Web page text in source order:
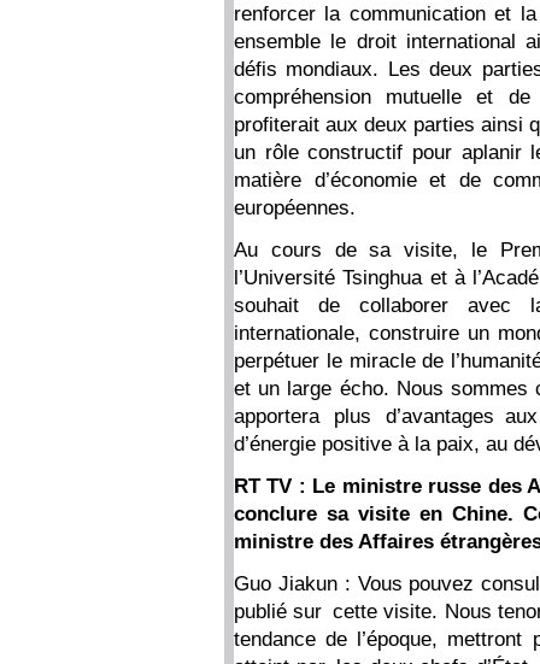
renforcer la communication et
ensemble le droit international
défis mondiaux. Les deux
compréhension mutuelle et
profiterait aux deux parties ainsi
un rôle constructif pour aplanir
matière d’économie et de
européennes.
Au cours de sa visite, le
l’Université Tsinghua et à
souhait de collaborer avec
internationale, construire un
perpétuer le miracle de
et un large écho. Nous sommes
apportera plus d’avantages
d’énergie positive à la paix, au
RT TV : Le ministre russe des
conclure sa visite en Chine.
ministre des Affaires
Guo Jiakun : Vous pouvez
publié sur cette visite. Nous
tendance de l’époque,